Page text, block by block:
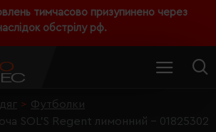
тимчасово призупинено через
обстрілу рф.
Футболки
SOL'S Regent лимонний - 01825302